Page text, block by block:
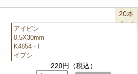
20本
パック
アイピン
0.5X30mm
K4654 - I
イブシ
220円（税込）